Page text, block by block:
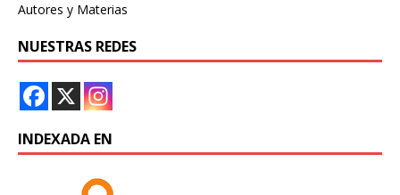
Autores y Materias
NUESTRAS REDES
INDEXADA EN